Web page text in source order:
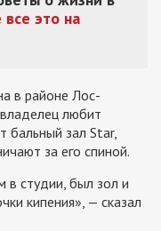
все это на
в районе Лос-
любит
бальный зал Star,
за его спиной.
в студии, был зол и
кипения», — сказал